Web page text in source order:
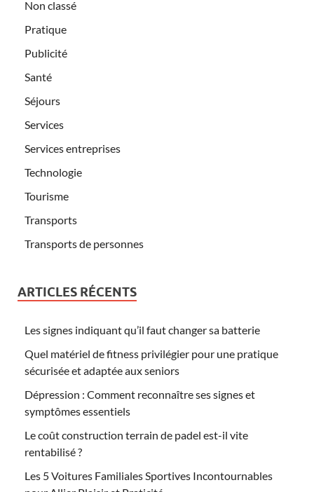
Non classé
Pratique
Publicité
Santé
Séjours
Services
Services entreprises
Technologie
Tourisme
Transports
Transports de personnes
ARTICLES RÉCENTS
Les signes indiquant qu’il faut changer sa batterie
Quel matériel de fitness privilégier pour une pratique
sécurisée et adaptée aux seniors
Dépression : Comment reconnaître ses signes et
symptômes essentiels
Le coût construction terrain de padel est-il vite
rentabilisé ?
Les 5 Voitures Familiales Sportives Incontournables